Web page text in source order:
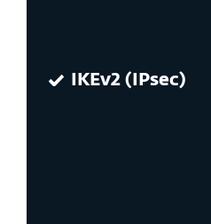
IKEv2 (IPsec)